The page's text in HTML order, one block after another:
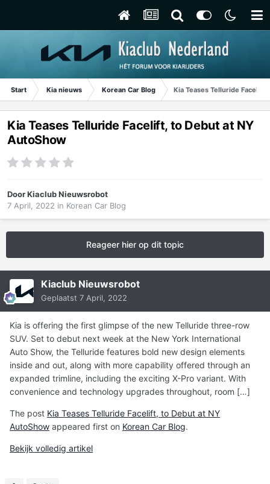
Start Kia nieuws Korean Car Blog Kia Teases Telluride
Kia Teases Telluride Facelift, to Debut at NY
AutoShow
DoorKiaclub Nieuwsrobot
7 April, 2022 in Korean Car Blog
Reageer hier op dit topic
Kiaclub Nieuwsrobot
Geplaatst 7 April, 2022
Kia is offering the first glimpse of the new Telluride three-row
SUV. Set to debut next week at the New York International
Auto Show, the Telluride features bold new design elements
inside and out, along with more capability offered through an
expanded trimline, including the exciting X-Pro variant. With
convenience and technology upgrades throughout, room […]
The post Kia Teases Telluride Facelift, to Debut at NY
AutoShow appeared first on Korean Car Blog.
Bekijk volledig artikel